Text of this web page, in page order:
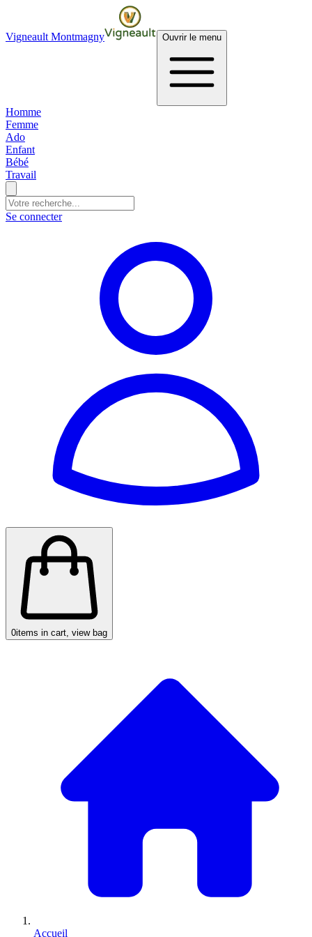
Vigneault Montmagny Ouvrir le menu
Homme
Femme
Ado
Enfant
Bébé
Travail
Se connecter
0items in cart, view bag
Accueil